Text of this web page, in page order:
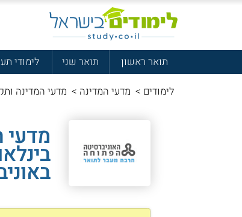
תואר ראשון תואר שני לימודי
לימודים > מדעי המדינה > מדעי המדינה
מדעי